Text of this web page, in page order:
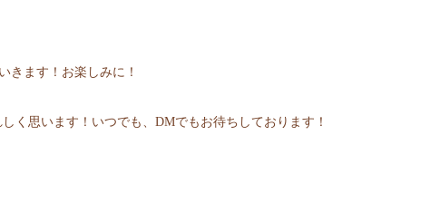
きます！お楽しみに！
く思います！いつでも、DMでもお待ちしております！